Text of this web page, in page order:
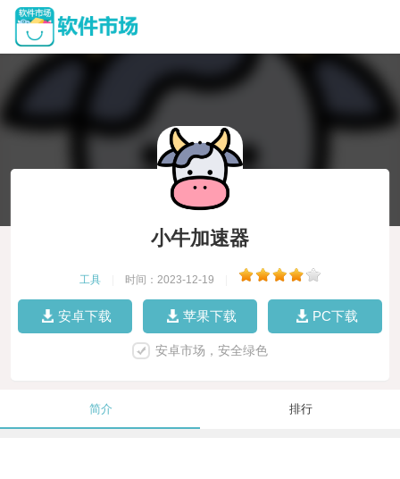
小牛加速器
工具 时间：2023-12-19
安卓下载 苹果下载 PC下载
安卓市场，安全绿色
简介 排行